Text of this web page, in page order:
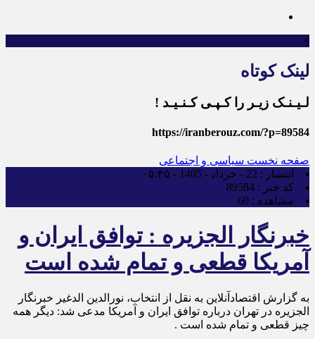
×
لینک کوتاه
لـیـنـک زیـر را کـپـی کـنـیـد !
https://iranberouz.com/?p=89584
صفحه نخست سیاسی و اجتماعی
انتشار : 22 - خرداد - 1405 - ۰۵:۴۵
کد خبر : 89584
مشاهده : 60
خبرنگار الجزیره : توافق ایران و
آمریکا قطعی و تمام شده است
به گزارش اقتصادآنلاین به نقل از انتخاب، نورالدین الدغیر خبرنگار
الجزیره در تهران درباره توافق ایران و آمریکا مدعی شد: دیگر همه
چیز قطعی و تمام شده است .